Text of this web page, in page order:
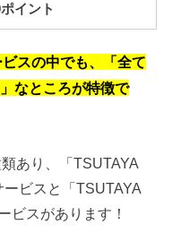
イント
スの中でも、「全て
なところが特徴で
あり、「TSUTAYA
ビスと「TSUTAYA
ビスがあります！